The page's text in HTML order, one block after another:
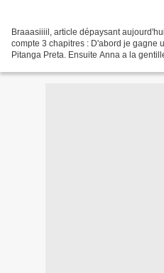
Braaasiiiil, article dépaysant
compte 3 chapitres : D'abord je gagne
Pitanga Preta. Ensuite Anna a la